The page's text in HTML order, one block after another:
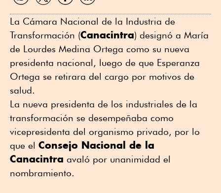
La Cámara Nacional de la Industria de
Transformación (Canacintra) designó a María
de Lourdes Medina Ortega como su nueva
presidenta nacional, luego de que Esperanza
Ortega se retirara del cargo por motivos de
salud.
La nueva presidenta de los industriales de la
transformación se desempeñaba como
vicepresidenta del organismo privado, por lo
que el Consejo Nacional de la
Canacintra avaló por unanimidad el
nombramiento.